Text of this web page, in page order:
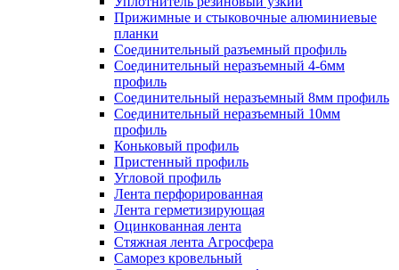
Прижимные и стыковочные алюминиевые
планки
Соединительный разъемный профиль
Соединительный неразъемный 4-6мм
профиль
Соединительный неразъемный 8мм профиль
Соединительный неразъемный 10мм
профиль
Коньковый профиль
Пристенный профиль
Угловой профиль
Лента перфорированная
Лента герметизирующая
Оцинкованная лента
Стяжная лента Агросфера
Саморез кровельный